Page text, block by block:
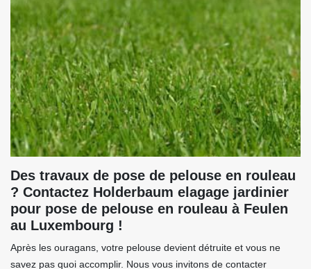
Des travaux de pose de pelouse en rouleau
? Contactez Holderbaum elagage jardinier
pour pose de pelouse en rouleau à Feulen
au Luxembourg !
Après les ouragans, votre pelouse devient détruite et vous ne
savez pas quoi accomplir. Nous vous invitons de contacter